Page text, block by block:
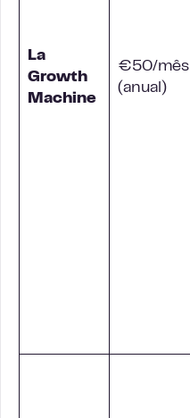
La
Growth
Machine
€50/mês
(anual)